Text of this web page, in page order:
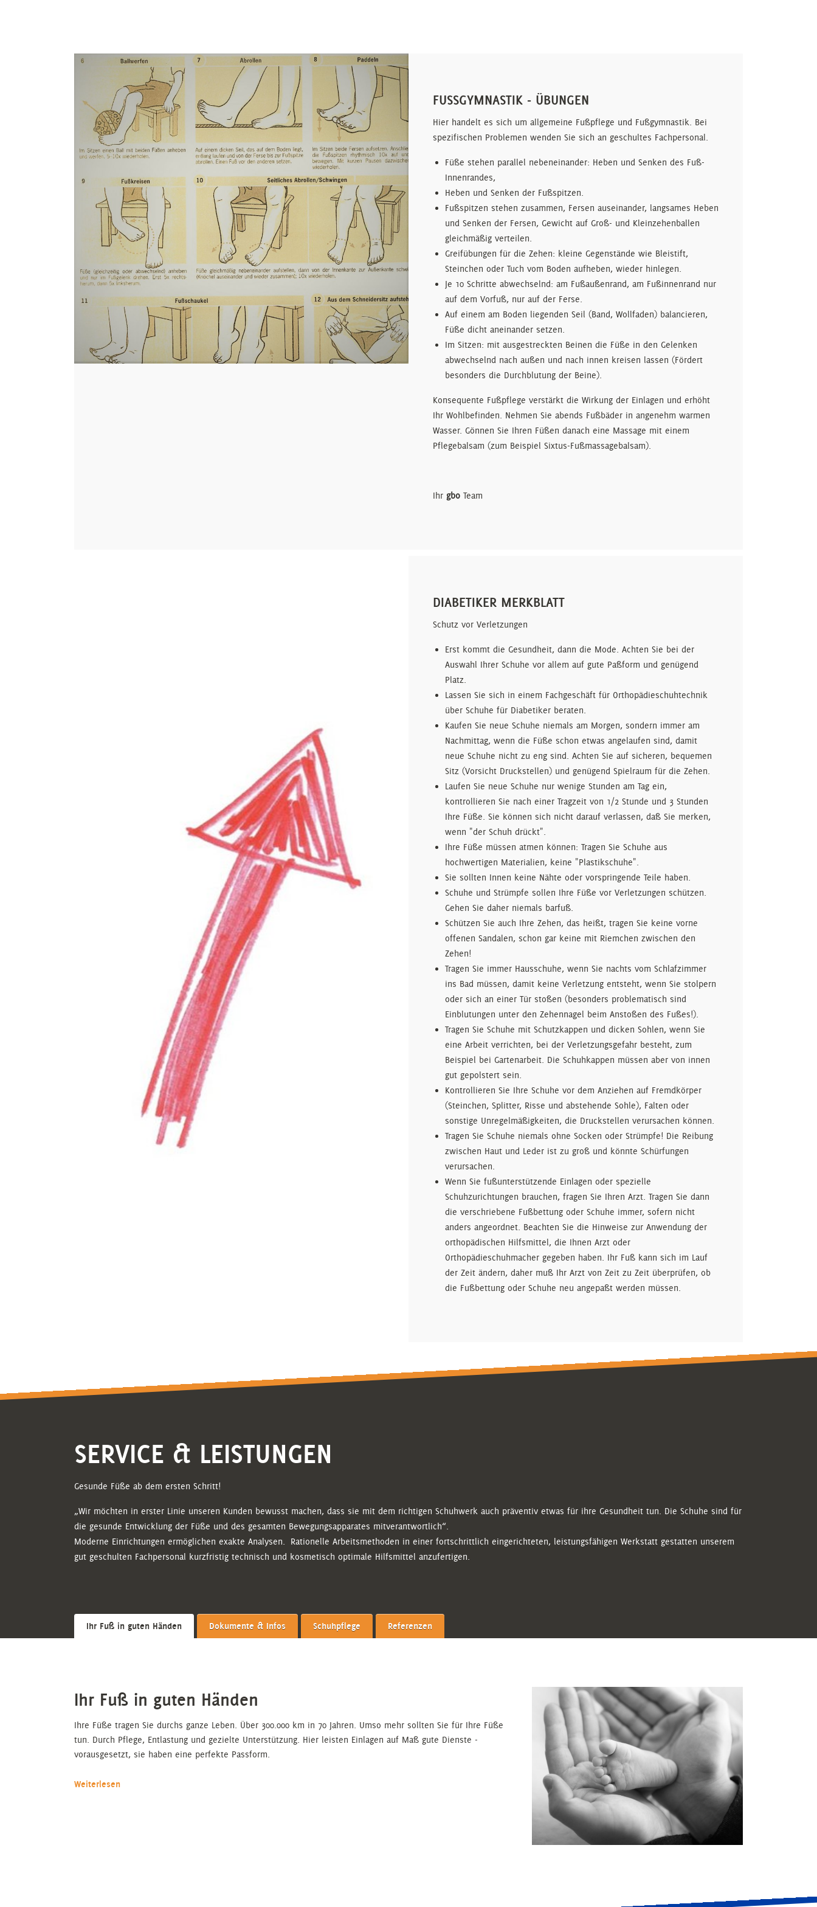
FUSSGYMNASTIK - ÜBUNGEN
Hier handelt es sich um allgemeine Fußpflege und Fußgymnastik. Bei
spezifischen Problemen wenden Sie sich an geschultes Fachpersonal.
Füße stehen parallel nebeneinander: Heben und Senken des Fuß-
Innenrandes,
Heben und Senken der Fußspitzen.
Fußspitzen stehen zusammen, Fersen auseinander, langsames Heben
und Senken der Fersen, Gewicht auf Groß- und Kleinzehenballen
gleichmäßig verteilen.
Greifübungen für die Zehen: kleine Gegenstände wie Bleistift,
Steinchen oder Tuch vom Boden aufheben, wieder hinlegen.
Je 10 Schritte abwechselnd: am Fußaußenrand, am Fußinnenrand nur
auf dem Vorfuß, nur auf der Ferse.
Auf einem am Boden liegenden Seil (Band, Wollfaden) balancieren,
Füße dicht aneinander setzen.
Im Sitzen: mit ausgestreckten Beinen die Füße in den Gelenken
abwechselnd nach außen und nach innen kreisen lassen (Fördert
besonders die Durchblutung der Beine).
Konsequente Fußpflege verstärkt die Wirkung der Einlagen und erhöht
Ihr Wohlbefinden. Nehmen Sie abends Fußbäder in angenehm warmen
Wasser. Gönnen Sie Ihren Füßen danach eine Massage mit einem
Pflegebalsam (zum Beispiel Sixtus-Fußmassagebalsam).
Ihr gbo Team
DIABETIKER MERKBLATT
Schutz vor Verletzungen
Erst kommt die Gesundheit, dann die Mode. Achten Sie bei der
Auswahl Ihrer Schuhe vor allem auf gute Paßform und genügend
Platz.
Lassen Sie sich in einem Fachgeschäft für Orthopädieschuhtechnik
über Schuhe für Diabetiker beraten.
Kaufen Sie neue Schuhe niemals am Morgen, sondern immer am
Nachmittag, wenn die Füße schon etwas angelaufen sind, damit
neue Schuhe nicht zu eng sind. Achten Sie auf sicheren, bequemen
Sitz (Vorsicht Druckstellen) und genügend Spielraum für die Zehen.
Laufen Sie neue Schuhe nur wenige Stunden am Tag ein,
kontrollieren Sie nach einer Tragzeit von 1/2 Stunde und 3 Stunden
Ihre Füße. Sie können sich nicht darauf verlassen, daß Sie merken,
wenn "der Schuh drückt".
Ihre Füße müssen atmen können: Tragen Sie Schuhe aus
hochwertigen Materialien, keine "Plastikschuhe".
Sie sollten Innen keine Nähte oder vorspringende Teile haben.
Schuhe und Strümpfe sollen Ihre Füße vor Verletzungen schützen.
Gehen Sie daher niemals barfuß.
Schützen Sie auch Ihre Zehen, das heißt, tragen Sie keine vorne
offenen Sandalen, schon gar keine mit Riemchen zwischen den
Zehen!
Tragen Sie immer Hausschuhe, wenn Sie nachts vom Schlafzimmer
ins Bad müssen, damit keine Verletzung entsteht, wenn Sie stolpern
oder sich an einer Tür stoßen (besonders problematisch sind
Einblutungen unter den Zehennagel beim Anstoßen des Fußes!).
Tragen Sie Schuhe mit Schutzkappen und dicken Sohlen, wenn Sie
eine Arbeit verrichten, bei der Verletzungsgefahr besteht, zum
Beispiel bei Gartenarbeit. Die Schuhkappen müssen aber von innen
gut gepolstert sein.
Kontrollieren Sie Ihre Schuhe vor dem Anziehen auf Fremdkörper
(Steinchen, Splitter, Risse und abstehende Sohle), Falten oder
sonstige Unregelmäßigkeiten, die Druckstellen verursachen können.
Tragen Sie Schuhe niemals ohne Socken oder Strümpfe! Die Reibung
zwischen Haut und Leder ist zu groß und könnte Schürfungen
verursachen.
Wenn Sie fußunterstützende Einlagen oder spezielle
Schuhzurichtungen brauchen, fragen Sie Ihren Arzt. Tragen Sie dann
die verschriebene Fußbettung oder Schuhe immer, sofern nicht
anders angeordnet. Beachten Sie die Hinweise zur Anwendung der
orthopädischen Hilfsmittel, die Ihnen Arzt oder
Orthopädieschuhmacher gegeben haben. Ihr Fuß kann sich im Lauf
der Zeit ändern, daher muß Ihr Arzt von Zeit zu Zeit überprüfen, ob
die Fußbettung oder Schuhe neu angepaßt werden müssen.
SERVICE & LEISTUNGEN
Gesunde Füße ab dem ersten Schritt!
„Wir möchten in erster Linie unseren Kunden bewusst machen, dass sie mit dem richtigen Schuhwerk auch präventiv etwas für ihre Gesundheit tun. Die Schuhe sind für
die gesunde Entwicklung der Füße und des gesamten Bewegungsapparates mitverantwortlich“.
Moderne Einrichtungen ermöglichen exakte Analysen. Rationelle Arbeitsmethoden in einer fortschrittlich eingerichteten, leistungsfähigen Werkstatt gestatten unserem
gut geschulten Fachpersonal kurzfristig technisch und kosmetisch optimale Hilfsmittel anzufertigen.
Ihr Fuß in guten Händen Dokumente & Infos Schuhpflege Referenzen
Ihr Fuß in guten Händen
Ihre Füße tragen Sie durchs ganze Leben. Über 300.000 km in 70 Jahren. Umso mehr sollten Sie für Ihre Füße
tun. Durch Pflege, Entlastung und gezielte Unterstützung. Hier leisten Einlagen auf Maß gute Dienste -
vorausgesetzt, sie haben eine perfekte Passform.
Weiterlesen